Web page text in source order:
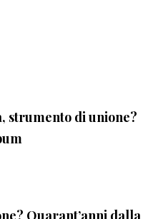
strumento di unione?
Quarant’anni dalla